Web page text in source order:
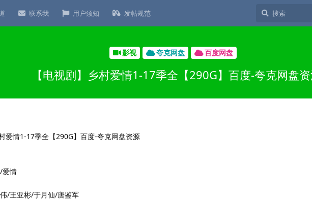
联系我 用户须知 发帖规范
影视 夸克网盘 百度网盘
【电视剧】乡村爱情1-17季全【290G】百度-夸克网盘
爱情
/王亚彬/于月仙/唐鉴军